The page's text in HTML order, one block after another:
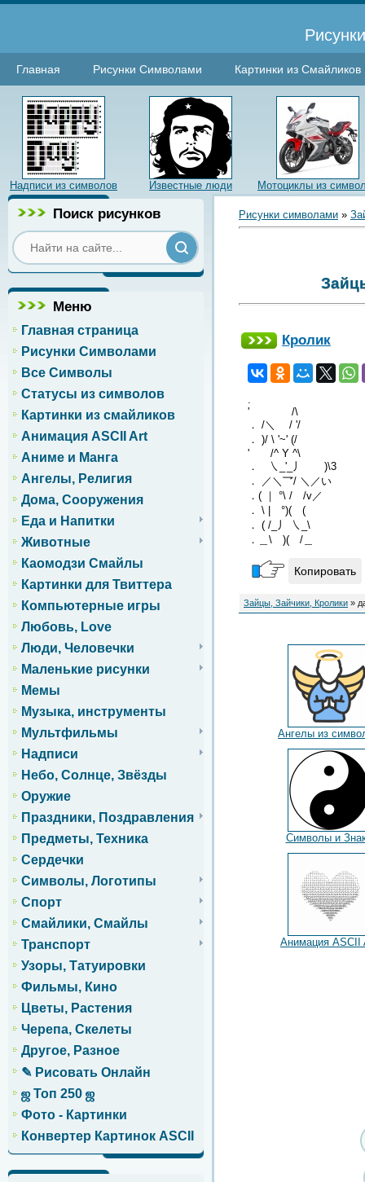
Главная Рисунки Символами Картинки из Смайликов
Надписи из символов Известные люди Мотоциклы из
Поиск рисунков
Меню
Главная страница
Рисунки Символами
Все Символы
Статусы из символов
Картинки из смайликов
Анимация ASCII Art
Аниме и Манга
Ангелы, Религия
Дома, Сооружения
Еда и Напитки
Животные
Каомодзи Смайлы
Картинки для Твиттера
Компьютерные игры
Любовь, Love
Люди, Человечки
Маленькие рисунки
Мемы
Музыка, инструменты
Мультфильмы
Надписи
Небо, Солнце, Звёзды
Оружие
Праздники, Поздравления
Предметы, Техника
Сердечки
Символы, Логотипы
Спорт
Смайлики, Смайлы
Транспорт
Узоры, Татуировки
Фильмы, Кино
Цветы, Растения
Черепа, Скелеты
Другое, Разное
✎ Рисовать Онлайн
ஜ Топ 250 ஜ
Фото - Картинки
Конвертер Картинок ASCII
Рисунки символами »
Кролик
.
' /\
． /＼ / '/
． )/ \ '~' (/
' /^ Y ^\
． ㇏_'_丿 )\3
． ／＼乛/ ＼／い
．( ｜ °\ / /v／
． \ | °)( (
． ( /_丿 ㇏_\
．＿\ )( /＿
Копировать
Зайцы, Зайчики, Кролики »
Ангелы из
Символы и
Анимация ASCII